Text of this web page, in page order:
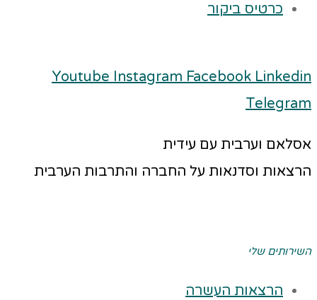
כרטיס ביקור
Youtube Instagram Facebook Linkedin
Telegram
אסלאם וערבית עם עידית
הרצאות וסדנאות על החברה והתרבות הערבית
השירותים שלי
הרצאות העשרה